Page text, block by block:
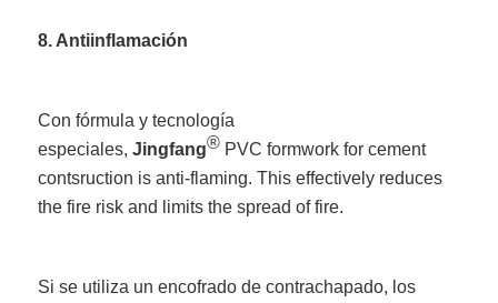
8. Antiinflamación
Con fórmula y tecnología
especiales,Jingfang® PVC formwork for cement
contsruction is anti-flaming. This effectively reduces
the fire risk and limits the spread of fire.
Si se utiliza un encofrado de contrachapado, los